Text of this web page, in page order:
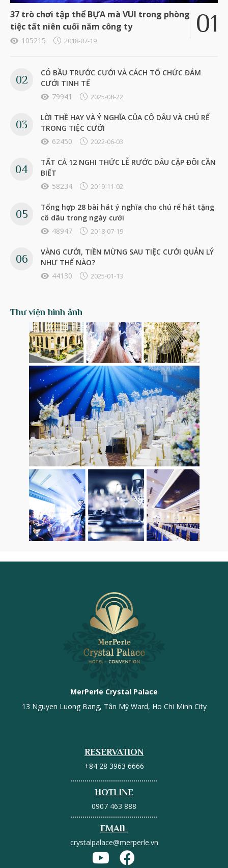
37 trò chơi tập thể BỰA mà VUI trong phòng
tiệc tất niên cuối năm công ty
105215 2018-07-19
CÓ BẦU TRƯỚC CƯỚI VÀ CÁCH TỔ CHỨC ĐÁM
CƯỚI TINH TẾ
79941
2025-08-22
LỜI THỀ HAY VÀ Ý NGHĨA CỦA CÔ DÂU VÀ CHÚ RỂ
TRONG TIỆC CƯỚI
62450
2022-06-03
TẤT CẢ 12 NGHI THỨC LỄ RƯỚC DÂU CẶP ĐÔI CẦN
BIẾT
58234
2019-11-02
Tổng hợp 28 bài hát ý nghĩa cho chú rể hát tặng
cô dâu trong ngày cưới
48947
2018-07-19
VÀNG CƯỚI, TIỀN MỪNG SAU TIỆC CƯỚI QUẢN LÝ
NHƯ THẾ NÀO?
44130
2025-01-13
Thư viện hình ảnh
MerPerle Crystal Palace
13 Nguyen Luong Bang, Tân Mỹ Ward, Ho Chi Minh City
RESERVATION
+84 28 3963 6666
HOTLINE
0907 463 888
EMAIL
crystalpalace@merperle.vn